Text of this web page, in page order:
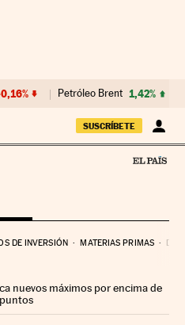
Petróleo Brent 1,42%
SUSCRÍBETE
DE INVERSIÓN MATERIAS PRIMAS
nuevos máximos por encima de